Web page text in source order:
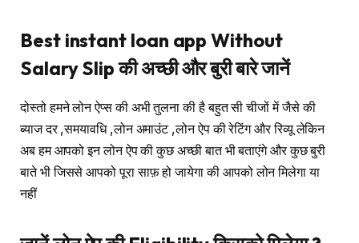
Best instant loan app Without
Salary Slip की अच्छी और बुरी बारे जानें
दोस्तो हमने लोन ऐप्स की अभी तुलना की है बहुत सी चीजों में जैसे की
ब्याज दर ,समयावधि ,लोन अमाउंट ,लोन ऐप की रेटिंग और रिव्यू लेकिन
अब हम आपको इन लोन ऐप की कुछ अच्छी बात भी बताएंगे और कुछ बुरी
बाते भी जिससे आपको पूरा साफ़ हो जायेगा की आपको लोन मिलेगा या
नहीं